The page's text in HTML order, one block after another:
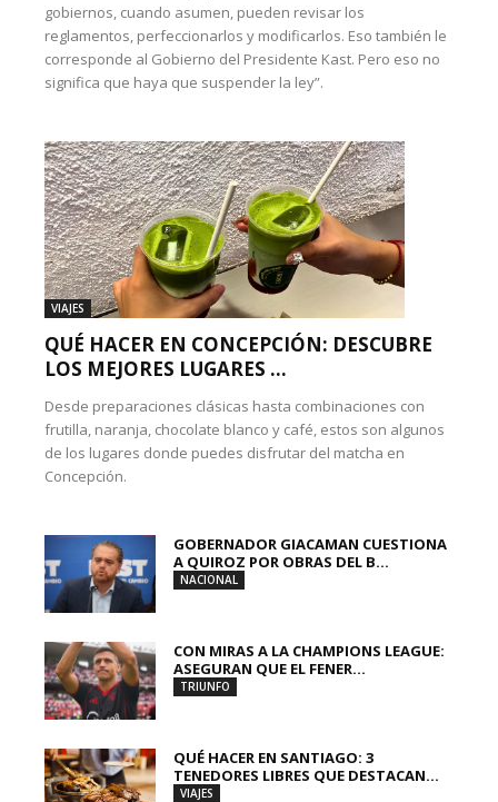
gobiernos, cuando asumen, pueden revisar los
reglamentos, perfeccionarlos y modificarlos. Eso también le
corresponde al Gobierno del Presidente Kast. Pero eso no
significa que haya que suspender la ley”.
VIAJES
QUÉ HACER EN CONCEPCIÓN: DESCUBRE
LOS MEJORES LUGARES ...
Desde preparaciones clásicas hasta combinaciones con
frutilla, naranja, chocolate blanco y café, estos son algunos
de los lugares donde puedes disfrutar del matcha en
Concepción.
GOBERNADOR GIACAMAN CUESTIONA
A QUIROZ POR OBRAS DEL B...
NACIONAL
CON MIRAS A LA CHAMPIONS LEAGUE:
ASEGURAN QUE EL FENER...
TRIUNFO
QUÉ HACER EN SANTIAGO: 3
TENEDORES LIBRES QUE DESTACAN...
VIAJES